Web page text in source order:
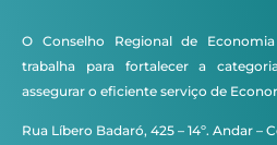
O Conselho Regional de
trabalha para fortalecer a
assegurar o eficiente serviço de
Rua Líbero Badaró, 425 – 14º. Andar –